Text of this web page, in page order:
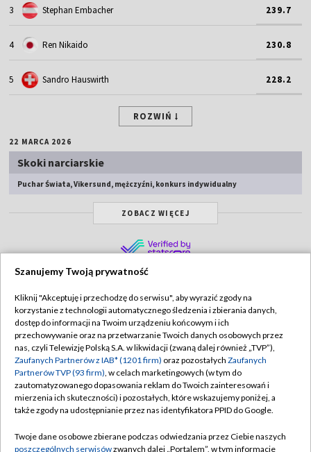
3 Stephan Embacher 239.7
4 Ren Nikaido 230.8
5 Sandro Hauswirth 228.2
ROZWIŃ
22 MARCA 2026
Skoki narciarskie
Puchar Świata, Vikersund, mężczyźni, konkurs indywidualny
ZOBACZ WIĘCEJ
TVP
Abonament TVP
Sklep TVP
Biuro Reklamy
Oferta Handlowa
Emisja w TVP
Regulamin TVP
Polityka prywatności
Moje zgody
Biuro reklamy
Szanujemy Twoją prywatność
Kliknij "Akceptuję i przechodzę do serwisu", aby wyrazić zgody na
korzystanie z technologii automatycznego śledzenia i zbierania danych,
dostęp do informacji na Twoim urządzeniu końcowym i ich
przechowywanie oraz na przetwarzanie Twoich danych osobowych przez
nas, czyli Telewizję Polską S.A. w likwidacji (zwaną dalej również „TVP”),
Zaufanych Partnerów z IAB* (1201 firm) oraz pozostałych Zaufanych
Partnerów TVP (93 firm), w celach marketingowych (w tym do
zautomatyzowanego dopasowania reklam do Twoich zainteresowań i
mierzenia ich skuteczności) i pozostałych, które wskazujemy poniżej, a
także zgody na udostępnianie przez nas identyfikatora PPID do Google.
Twoje dane osobowe zbierane podczas odwiedzania przez Ciebie naszych
poszczególnych serwisówzwanych dalej „Portalem”, w tym informacje